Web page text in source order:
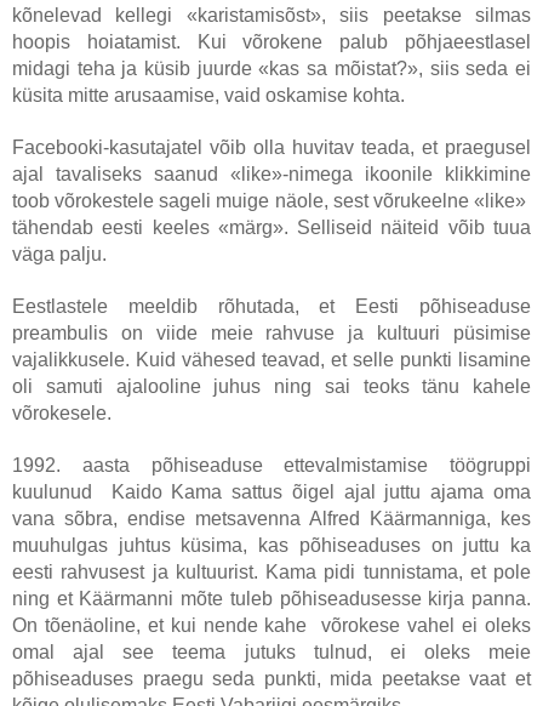
kõnelevad kellegi «karistamisõst», siis peetakse silmas
hoopis hoiatamist. Kui võrokene palub põhjaeestlasel
midagi teha ja küsib juurde «kas sa mõistat?», siis seda ei
küsita mitte arusaamise, vaid oskamise kohta.
Facebooki-kasutajatel võib olla huvitav teada, et praegusel
ajal tavaliseks saanud «like»-nimega ikoonile klikkimine
toob võrokestele sageli muige näole, sest võrukeelne «like»
tähendab eesti keeles «märg». Selliseid näiteid võib tuua
väga palju.
Eestlastele meeldib rõhutada, et Eesti põhiseaduse
preambulis on viide meie rahvuse ja kultuuri püsimise
vajalikkusele. Kuid vähesed teavad, et selle punkti lisamine
oli samuti ajalooline juhus ning sai teoks tänu kahele
võrokesele.
1992. aasta põhiseaduse ettevalmistamise töögruppi
kuulunud Kaido Kama sattus õigel ajal juttu ajama oma
vana sõbra, endise metsavenna Alfred Käärmanniga, kes
muuhulgas juhtus küsima, kas põhiseaduses on juttu ka
eesti rahvusest ja kultuurist. Kama pidi tunnistama, et pole
ning et Käärmanni mõte tuleb põhiseadusesse kirja panna.
On tõenäoline, et kui nende kahe võrokese vahel ei oleks
omal ajal see teema jutuks tulnud, ei oleks meie
põhiseaduses praegu seda punkti, mida peetakse vaat et